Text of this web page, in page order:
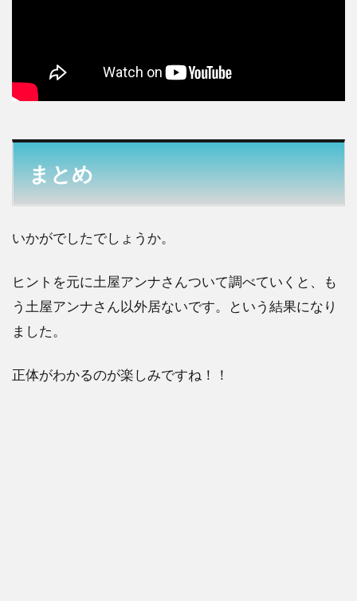
まとめ
いかがでしたでしょうか。
ヒントを元に土屋アンナさんついて調べていくと、も
う土屋アンナさん以外居ないです。という結果になり
ました。
正体がわかるのが楽しみですね！！